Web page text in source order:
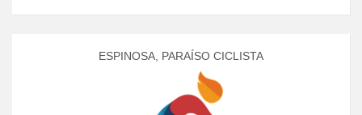
ESPINOSA, PARAÍSO CICLISTA